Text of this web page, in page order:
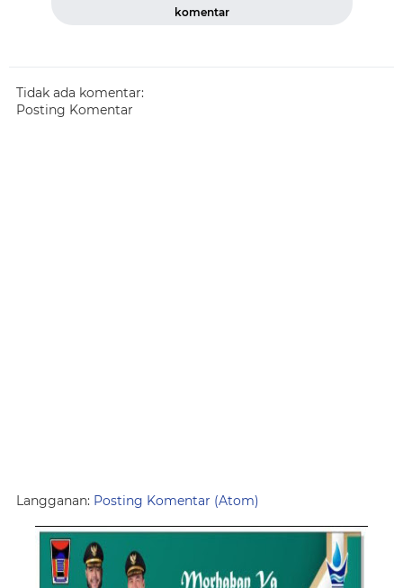
komentar
Tidak ada komentar:
Posting Komentar
Langganan: Posting Komentar (Atom)